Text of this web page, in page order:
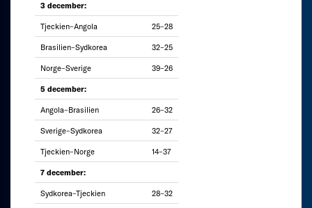
3 december:
Tjeckien–Angola 25–28
Brasilien–Sydkorea 32–25
Norge–Sverige 39–26
5 december:
Angola–Brasilien 26–32
Sverige–Sydkorea 32–27
Tjeckien–Norge 14–37
7 december:
Sydkorea–Tjeckien 28–32